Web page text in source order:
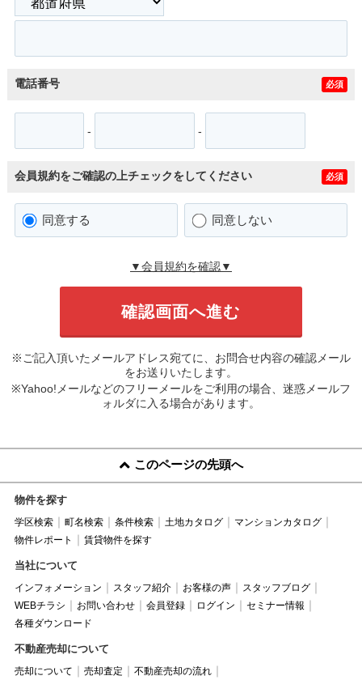
電話番号 必須
- -
会員規約をご確認の上チェックをしてください 必須
同意する 同意しない
▼会員規約を確認▼
※ご記入頂いたメールアドレス宛てに、お問合せ内容の確認メール
をお送りいたします。
※Yahoo!メールなどのフリーメールをご利用の場合、迷惑メールフ
ォルダに入る場合があります。
このページの先頭へ
物件を探す
学区検索 町名検索 条件検索 土地カタログ
マンションカタログ
物件レポート
賃貸物件を探す
当社について
インフォメーション スタッフ紹介 お客様の声
スタッフブログ
WEBチラシ
お問い合わせ 会員登録 ログイン
セミナー情報
各種ダウンロード
不動産売却について
売却について 売却査定
不動産売却の流れ